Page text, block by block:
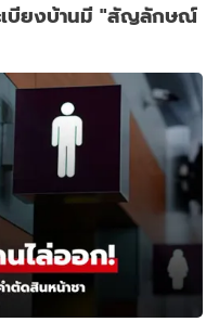
เบียงบ้านมี "สัญลักษณ์